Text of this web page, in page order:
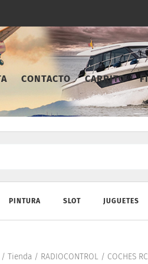
CONTACTO CARRITO
PINTURA SLOT JUGUETES
/ Tienda/ RADIOCONTROL/ COCHES RC